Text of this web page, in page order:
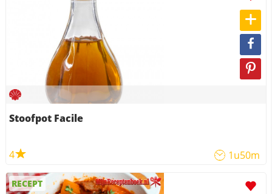
Stoofpot Facile
4 1u50m
RECEPT